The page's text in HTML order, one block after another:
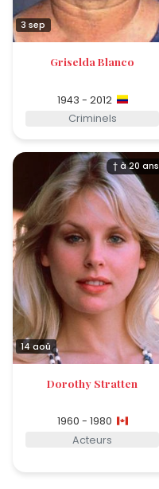
3 sep
Griselda Blanco
1943 - 2012
Criminels
† à 20 ans
14 aoû
Dorothy Stratten
1960 - 1980
Acteurs